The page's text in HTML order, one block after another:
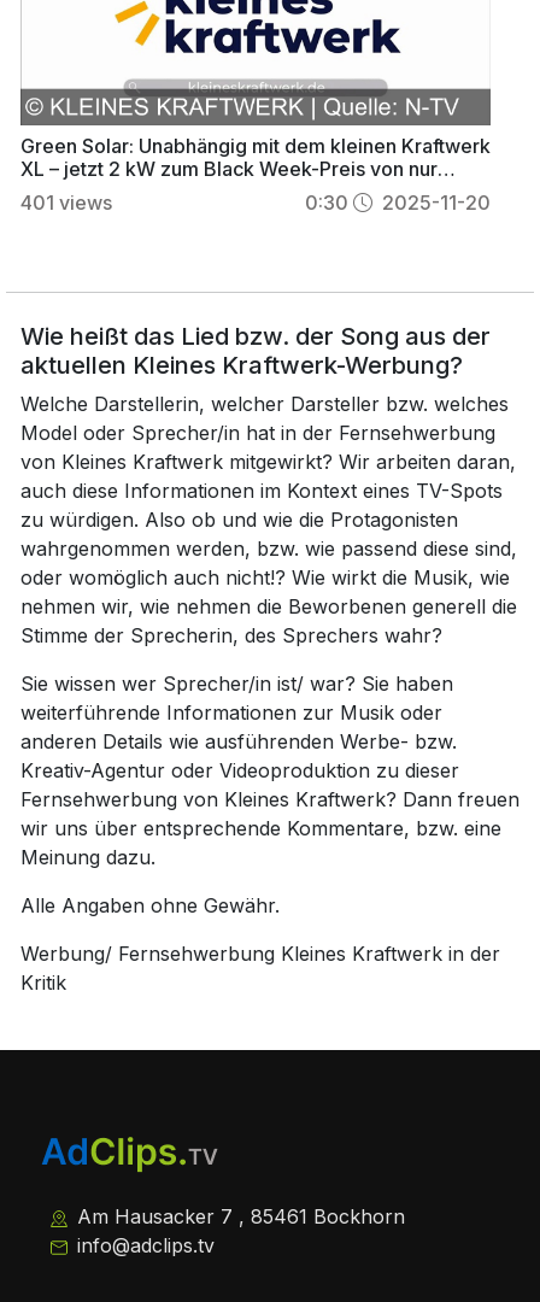
Green Solar: Unabhängig mit dem kleinen Kraftwerk
XL – jetzt 2 kW zum Black Week-Preis von nur
1.199 €
401 views 0:30 2025-11-20
Wie heißt das Lied bzw. der Song aus der
aktuellen Kleines Kraftwerk-Werbung?
Welche Darstellerin, welcher Darsteller bzw. welches
Model oder Sprecher/in hat in der Fernsehwerbung
von Kleines Kraftwerk mitgewirkt? Wir arbeiten daran,
auch diese Informationen im Kontext eines TV-Spots
zu würdigen. Also ob und wie die Protagonisten
wahrgenommen werden, bzw. wie passend diese sind,
oder womöglich auch nicht!? Wie wirkt die Musik, wie
nehmen wir, wie nehmen die Beworbenen generell die
Stimme der Sprecherin, des Sprechers wahr?
Sie wissen wer Sprecher/in ist/ war? Sie haben
weiterführende Informationen zur Musik oder
anderen Details wie ausführenden Werbe- bzw.
Kreativ-Agentur oder Videoproduktion zu dieser
Fernsehwerbung von Kleines Kraftwerk? Dann freuen
wir uns über entsprechende Kommentare, bzw. eine
Meinung dazu.
Alle Angaben ohne Gewähr.
Werbung/ Fernsehwerbung Kleines Kraftwerk in der
Kritik
Am Hausacker 7 , 85461 Bockhorn
info@adclips.tv